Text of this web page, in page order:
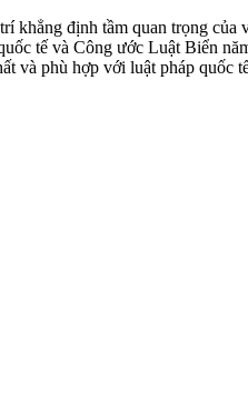
khẳng định tầm quan trọng
tế và Công ước Luật Biển
và phù hợp với luật pháp quốc